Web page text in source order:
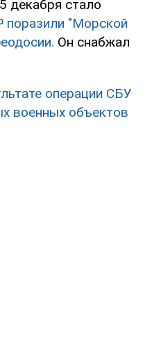
декабря стало
поразили "Морской
Он снабжал
операции СБУ
военных объектов